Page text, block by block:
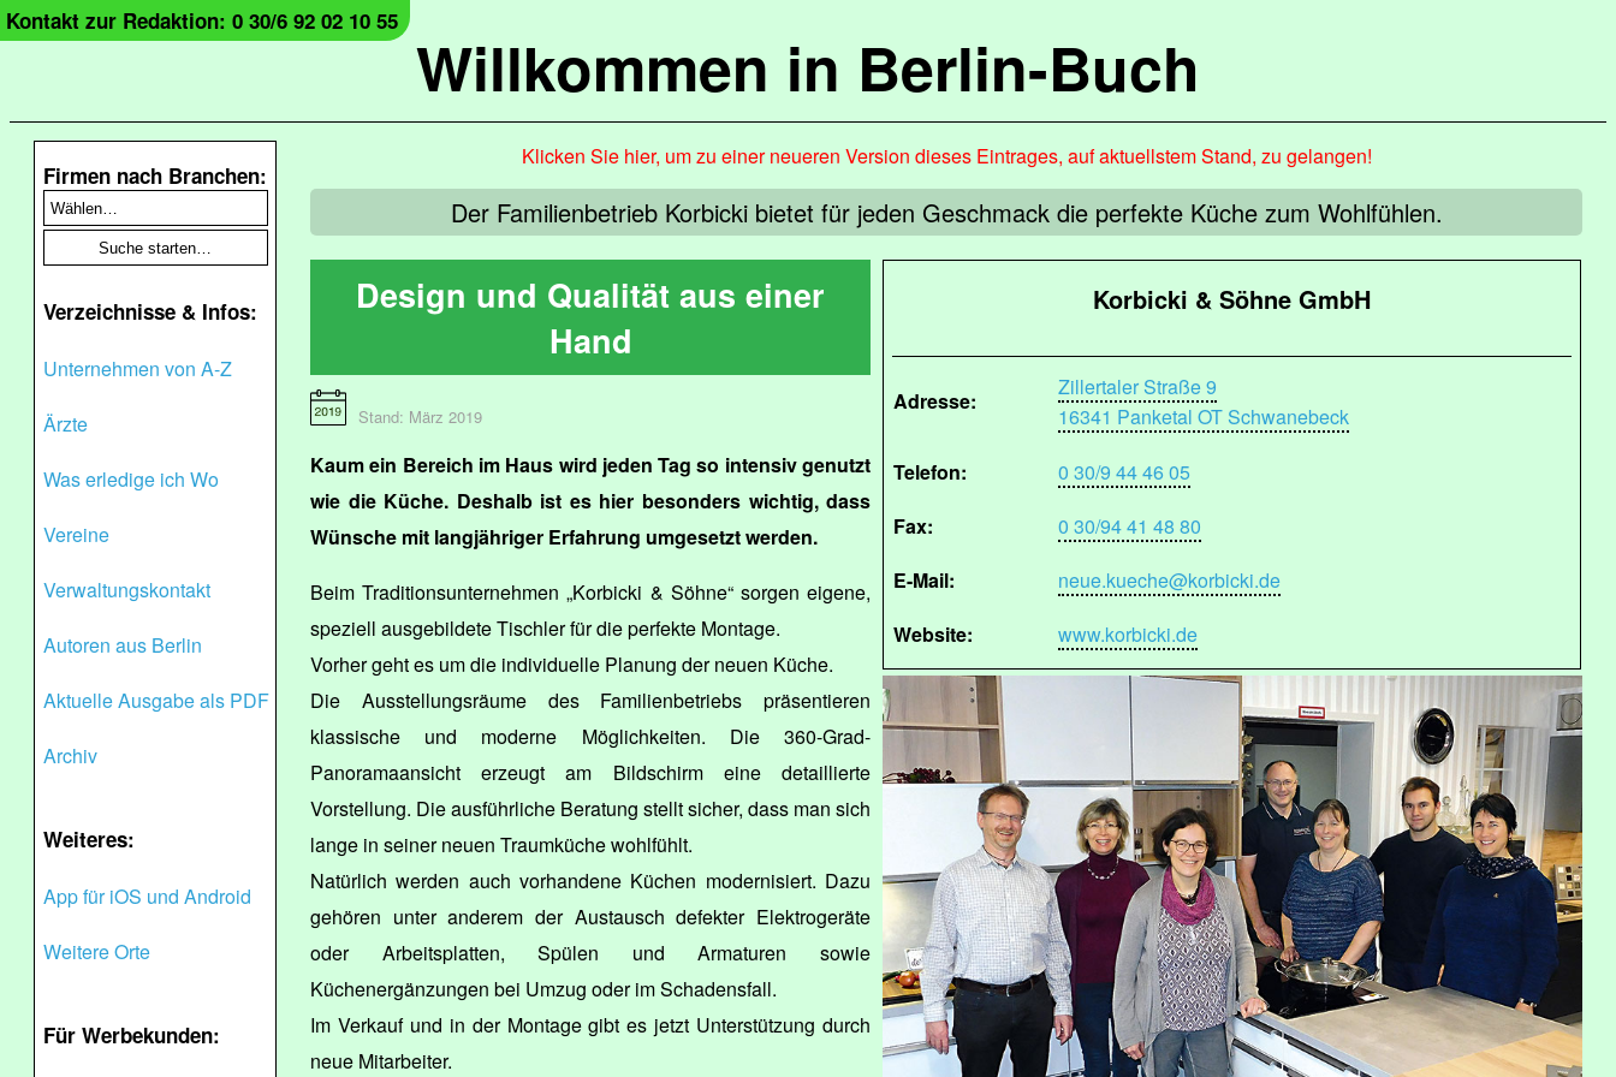
Willkommen in Berlin-Buch
Kontakt zur Redaktion: 0 30/6 92 02 10 55
Firmen nach Branchen:
Verzeichnisse & Infos:
Unternehmen von A-Z
Ärzte
Was erledige ich Wo
Vereine
Verwaltungskontakt
Autoren aus Berlin
Aktuelle Ausgabe als PDF
Archiv
Weiteres:
App für iOS und Android
Weitere Orte
Für Werbekunden:
Klicken Sie hier, um zu einer neueren Version dieses Eintrages, auf aktuellstem Stand, zu gelangen!
Der Familienbetrieb Korbicki bietet für jeden Geschmack die perfekte Küche zum Wohlfühlen.
Korbicki & Söhne GmbH
Adresse:
Zillertaler Straße 9
16341 Panketal OT Schwanebeck
Telefon:
0 30/9 44 46 05
Fax:
0 30/94 41 48 80
E-Mail:
neue.kueche@korbicki.de
Website:
www.korbicki.de
Design und Qualität aus einer
Hand
Stand: März 2019
Kaum ein Bereich im Haus wird jeden Tag so intensiv genutzt
wie die Küche. Deshalb ist es hier besonders wichtig, dass
Wünsche mit langjähriger Erfahrung umgesetzt werden.
Beim Traditionsunternehmen „Korbicki & Söhne“ sorgen eigene,
speziell ausgebildete Tischler für die perfekte Montage.
Vorher geht es um die individuelle Planung der neuen Küche.
Die Ausstellungsräume des Familienbetriebs präsentieren
klassische und moderne Möglichkeiten. Die 360-Grad-
Panoramaansicht erzeugt am Bildschirm eine detaillierte
Vorstellung. Die ausführliche Beratung stellt sicher, dass man sich
lange in seiner neuen Traumküche wohlfühlt.
Natürlich werden auch vorhandene Küchen modernisiert. Dazu
gehören unter anderem der Austausch defekter Elektrogeräte
oder Arbeitsplatten, Spülen und Armaturen sowie
Küchenergänzungen bei Umzug oder im Schadensfall.
Im Verkauf und in der Montage gibt es jetzt Unterstützung durch
neue Mitarbeiter.